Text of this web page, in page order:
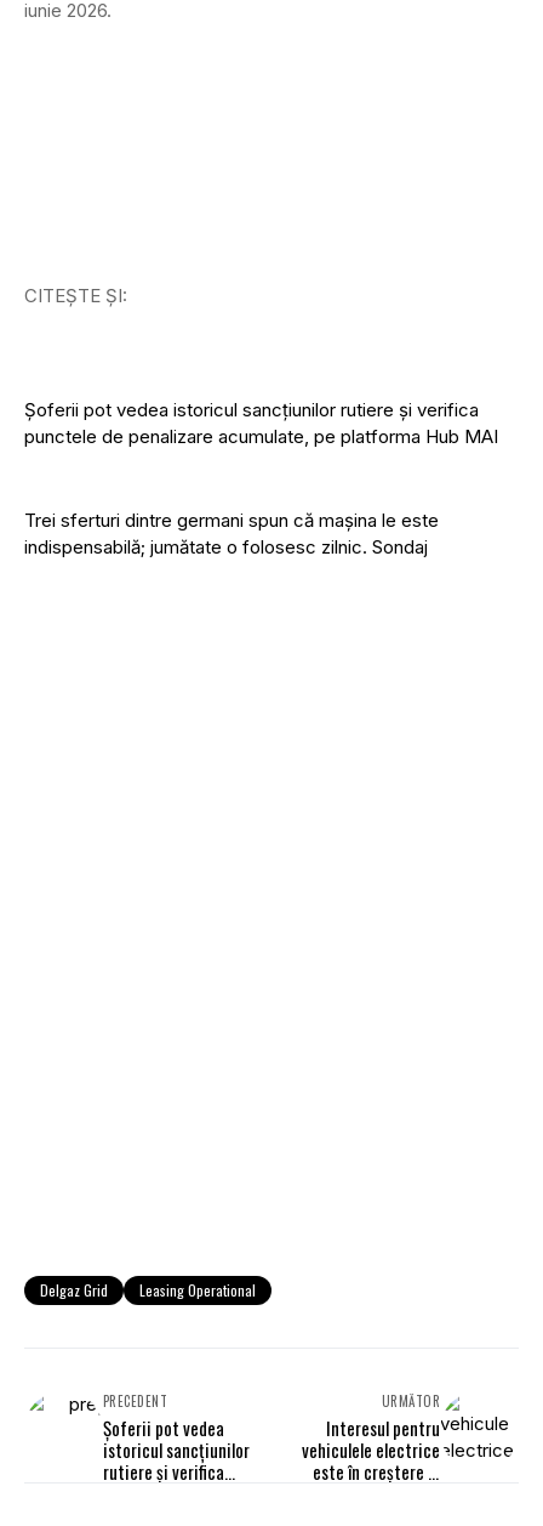
iunie 2026.
CITEȘTE ȘI:
Șoferii pot vedea istoricul sancțiunilor rutiere și verifica
punctele de penalizare acumulate, pe platforma Hub MAI
Trei sferturi dintre germani spun că mașina le este
indispensabilă; jumătate o folosesc zilnic. Sondaj
Delgaz Grid Leasing Operational
PRECEDENT
Șoferii pot vedea
istoricul sancțiunilor
rutiere și verifica
URMĂTOR
Interesul pentru
vehiculele electrice
este în creștere în